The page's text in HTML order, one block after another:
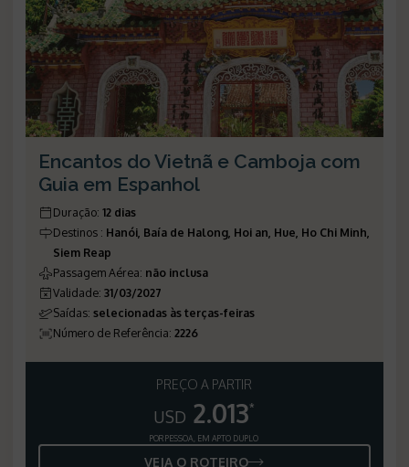
Encantos do Vietnã e Camboja com
Guia em Espanhol
Duração: 12 dias
Destinos : Hanói, Baía de Halong, Hoi an, Hue, Ho Chi Minh,
Siem Reap
Passagem Aérea: não inclusa
Validade: 31/03/2027
Saídas: selecionadas às terças-feiras
Número de Referência: 2226
PREÇO A PARTIR
USD 2.013*
POR PESSOA, EM APTO DUPLO
VEJA O ROTEIRO